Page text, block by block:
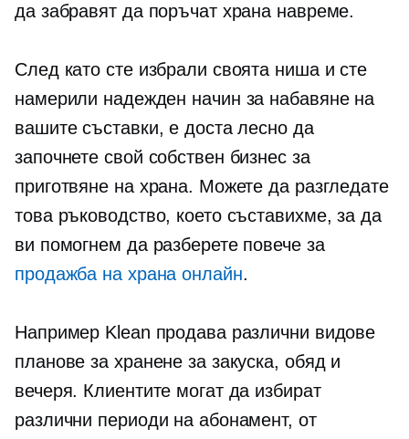
да забравят да поръчат храна навреме.
След като сте избрали своята ниша и сте
намерили надежден начин за набавяне на
вашите съставки, е доста лесно да
започнете свой собствен бизнес за
приготвяне на храна. Можете да разгледате
това ръководство, което съставихме, за да
ви помогнем да разберете повече за
продажба на храна онлайн.
Например Klean продава различни видове
планове за хранене за закуска, обяд и
вечеря. Клиентите могат да избират
различни периоди на абонамент, от